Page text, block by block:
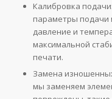
Калибровка
параметры подачи
давление и
максимальной
печати.
Замена
мы заменяем